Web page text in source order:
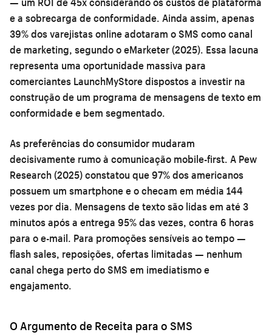
e a sobrecarga de conformidade. Ainda assim, apenas
39% dos varejistas online adotaram o SMS como canal
de marketing, segundo o eMarketer (2025). Essa lacuna
representa uma oportunidade massiva para
comerciantes LaunchMyStore dispostos a investir na
construção de um programa de mensagens de texto em
conformidade e bem segmentado.
As preferências do consumidor mudaram
decisivamente rumo à comunicação mobile-first. A Pew
Research (2025) constatou que 97% dos americanos
possuem um smartphone e o checam em média 144
vezes por dia. Mensagens de texto são lidas em até 3
minutos após a entrega 95% das vezes, contra 6 horas
para o e-mail. Para promoções sensíveis ao tempo —
flash sales, reposições, ofertas limitadas — nenhum
canal chega perto do SMS em imediatismo e
engajamento.
O Argumento de Receita para o SMS